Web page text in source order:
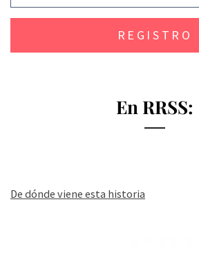
En RRSS:
De dónde viene esta historia